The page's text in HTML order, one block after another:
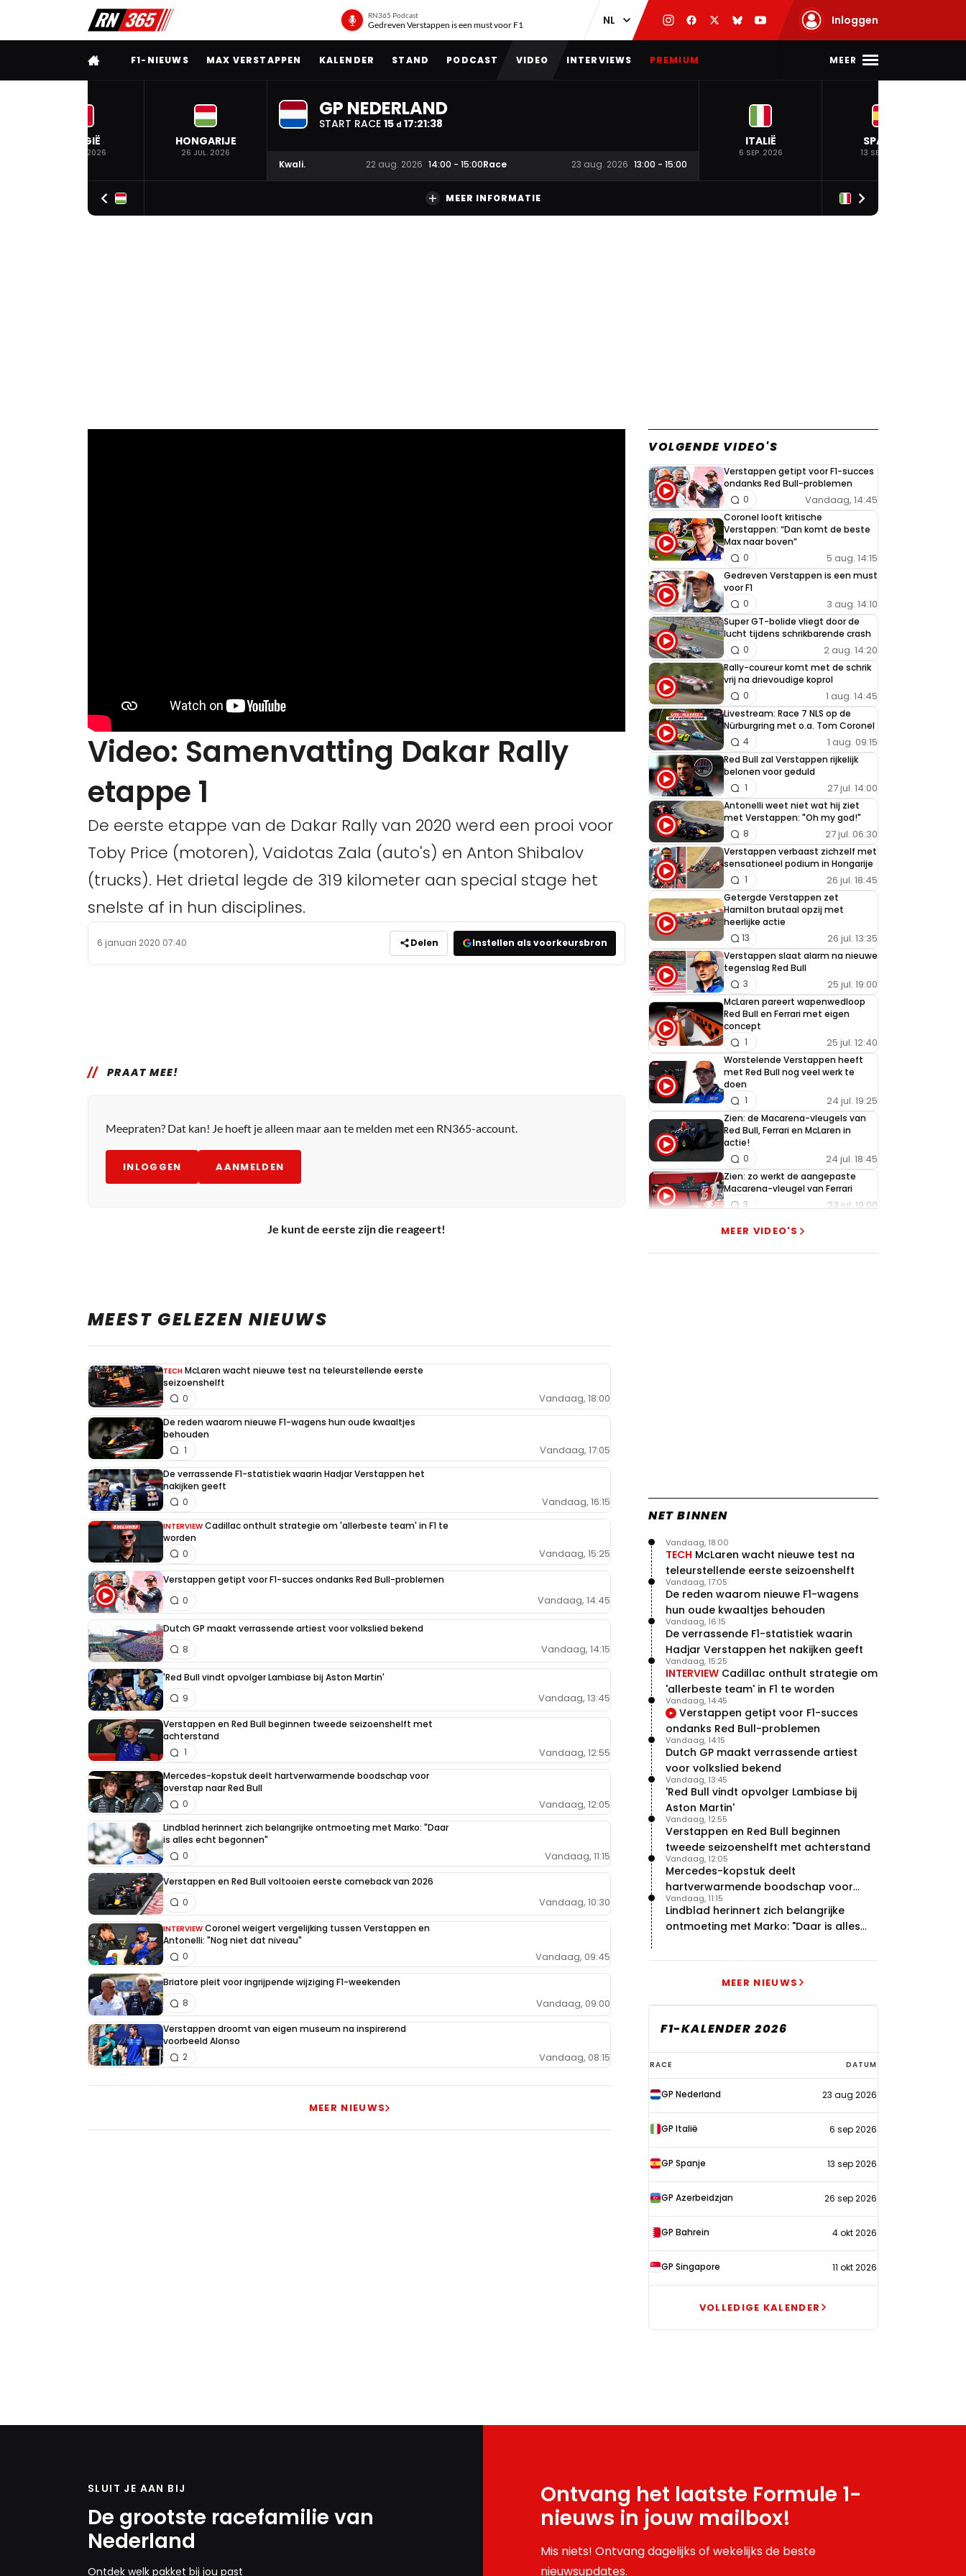
RN365 Podcast
Gedreven Verstappen is een must voor F1 Inloggen
VOLLEDIG MENU
F1-NIEUWS MAX VERSTAPPEN KALENDER STAND PODCAST VIDEO INTERVIEWS PREMIUM MEER
BELGIË
19 JUL. 2026
HONGARIJE
26 JUL. 2026
GP NEDERLAND
START RACE 15 d 17:21:37
Kwali. 22 aug. 2026 14:00 - 15:00Race 23 aug. 2026 13:00 - 15:00
ITALIË
6 SEP. 2026
SPANJE
13 SEP. 2026
MEER INFORMATIE
Video: Samenvatting Dakar Rally
etappe 1
De eerste etappe van de Dakar Rally van 2020 werd een prooi voor
Toby Price (motoren), Vaidotas Zala (auto's) en Anton Shibalov
(trucks). Het drietal legde de 319 kilometer aan special stage het
snelste af in hun disciplines.
6 januari 2020 07:40 Delen Instellen als voorkeursbron
PRAAT MEE!
Meepraten? Dat kan! Je hoeft je alleen maar aan te melden met een RN365-account.
INLOGGEN AANMELDEN
Je kunt de eerste zijn die reageert!
VOLGENDE VIDEO'S
Verstappen getipt voor F1-succes
ondanks Red Bull-problemen
Vandaag, 14:45
0
Coronel looft kritische
Verstappen: “Dan komt de beste
Max naar boven”
5 aug. 14:15
0
Gedreven Verstappen is een must
voor F1
3 aug. 14:10
0
Super GT-bolide vliegt door de
lucht tijdens schrikbarende crash
2 aug. 14:20
0
Rally-coureur komt met de schrik
vrij na drievoudige koprol
1 aug. 14:45
0
Livestream: Race 7 NLS op de
Nürburgring met o.a. Tom Coronel
1 aug. 09:15
4
Red Bull zal Verstappen rijkelijk
belonen voor geduld
27 jul. 14:00
1
Antonelli weet niet wat hij ziet
met Verstappen: "Oh my god!"
27 jul. 06:30
8
Verstappen verbaast zichzelf met
sensationeel podium in Hongarije
26 jul. 18:45
1
Getergde Verstappen zet
Hamilton brutaal opzij met
heerlijke actie
26 jul. 13:35
13
Verstappen slaat alarm na nieuwe
tegenslag Red Bull
25 jul. 19:00
3
McLaren pareert wapenwedloop
Red Bull en Ferrari met eigen
concept
25 jul. 12:40
1
Worstelende Verstappen heeft
met Red Bull nog veel werk te
doen
24 jul. 19:25
1
Zien: de Macarena-vleugels van
Red Bull, Ferrari en McLaren in
actie!
24 jul. 18:45
0
Zien: zo werkt de aangepaste
Macarena-vleugel van Ferrari
23 jul. 19:00
3
over competitiviteit
23 jul. 17:45
0
MEER VIDEO'S
MEEST GELEZEN NIEUWS
TECH McLaren wacht nieuwe test na teleurstellende eerste
seizoenshelft
Vandaag, 18:00
0
De reden waarom nieuwe F1-wagens hun oude kwaaltjes
behouden
Vandaag, 17:05
1
De verrassende F1-statistiek waarin Hadjar Verstappen het
nakijken geeft
Vandaag, 16:15
0
INTERVIEW Cadillac onthult strategie om 'allerbeste team' in F1 te
worden
Vandaag, 15:25
0
Verstappen getipt voor F1-succes ondanks Red Bull-problemen
Vandaag, 14:45
0
Dutch GP maakt verrassende artiest voor volkslied bekend
Vandaag, 14:15
8
'Red Bull vindt opvolger Lambiase bij Aston Martin'
Vandaag, 13:45
9
Verstappen en Red Bull beginnen tweede seizoenshelft met
achterstand
Vandaag, 12:55
1
Mercedes-kopstuk deelt hartverwarmende boodschap voor
overstap naar Red Bull
Vandaag, 12:05
0
Lindblad herinnert zich belangrijke ontmoeting met Marko: "Daar
is alles echt begonnen"
Vandaag, 11:15
0
Verstappen en Red Bull voltooien eerste comeback van 2026
Vandaag, 10:30
0
INTERVIEW Coronel weigert vergelijking tussen Verstappen en
Antonelli: "Nog niet dat niveau"
Vandaag, 09:45
0
Briatore pleit voor ingrijpende wijziging F1-weekenden
Vandaag, 09:00
8
Verstappen droomt van eigen museum na inspirerend
voorbeeld Alonso
Vandaag, 08:15
2
MEER NIEUWS
NET BINNEN
TECH McLaren wacht nieuwe test na
teleurstellende eerste seizoenshelft
Vandaag, 18:00
De reden waarom nieuwe F1-wagens
hun oude kwaaltjes behouden
Vandaag, 17:05
De verrassende F1-statistiek waarin
Hadjar Verstappen het nakijken geeft
Vandaag, 16:15
INTERVIEW Cadillac onthult strategie om
'allerbeste team' in F1 te worden
Vandaag, 15:25
Verstappen getipt voor F1-succes
ondanks Red Bull-problemen
Vandaag, 14:45
Dutch GP maakt verrassende artiest
voor volkslied bekend
Vandaag, 14:15
'Red Bull vindt opvolger Lambiase bij
Aston Martin'
Vandaag, 13:45
Verstappen en Red Bull beginnen
tweede seizoenshelft met achterstand
Vandaag, 12:55
Mercedes-kopstuk deelt
hartverwarmende boodschap voor
overstap naar Red Bull
Vandaag, 12:05
Lindblad herinnert zich belangrijke
ontmoeting met Marko: "Daar is alles
Vandaag, 11:15
MEER NIEUWS
F1-KALENDER 2026
F1-
kalender
2026
RACE DATUM
GP Nederland 23 aug 2026
GP Italië 6 sep 2026
GP Spanje 13 sep 2026
GP Azerbeidzjan 26 sep 2026
GP Bahrein 4 okt 2026
GP Singapore 11 okt 2026
VOLLEDIGE KALENDER
SLUIT JE AAN BIJ
De grootste racefamilie van
Nederland
Ontdek welk pakket bij jou past
Ontvang het laatste Formule 1-
nieuws in jouw mailbox!
Mis niets! Ontvang dagelijks of wekelijks de beste
nieuwsupdates.